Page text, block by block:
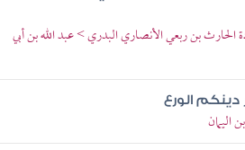
الحارث بن ربعي الأنصاري البدري > عبد الله بن أبي
الورع
اليمان